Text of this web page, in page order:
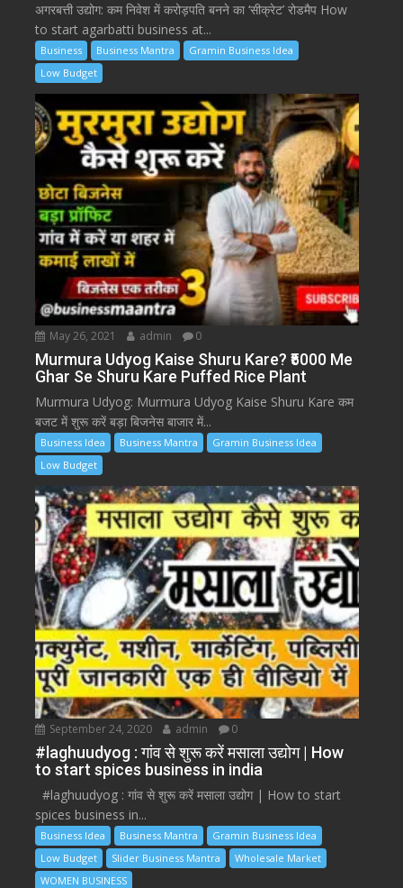
अगरबत्ती उद्योग: कम निवेश में करोड़पति बनने का ‘सीक्रेट’ रोडमैप How
to start agarbatti business at...
Business Business Mantra
Gramin Business Idea
Low Budget
May 26, 2021 admin 0
Murmura Udyog Kaise Shuru Kare? ₹5000 Me
Ghar Se Shuru Kare Puffed Rice Plant
Murmura Udyog: Murmura Udyog Kaise Shuru Kare कम
बजट में शुरू करें बड़ा बिजनेस बाजार में...
Business Idea Business Mantra
Gramin Business Idea
Low Budget
September 24, 2020 admin 0
#laghuudyog : गांव से शुरू करें मसाला उद्योग | How
to start spices business in india
#laghuudyog : गांव से शुरू करें मसाला उद्योग | How to start
spices business in...
Business Idea Business Mantra
Gramin Business Idea
Low Budget
Slider Business Mantra
Wholesale Market
WOMEN BUSINESS